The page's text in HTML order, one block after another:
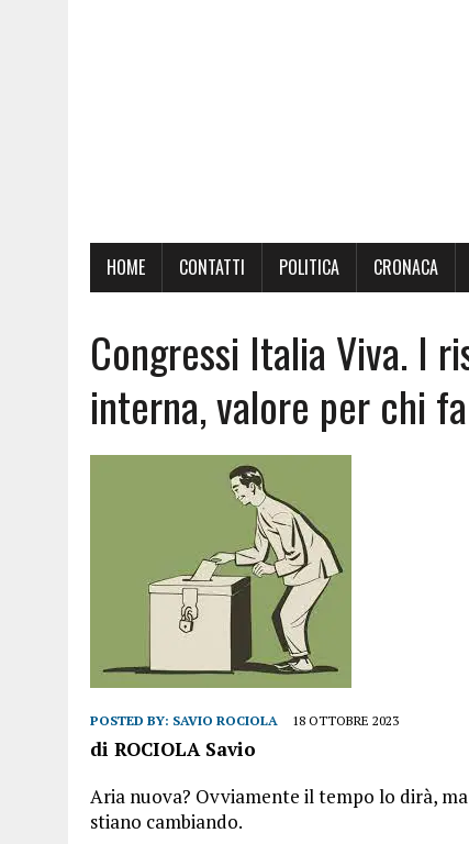
HOME CONTATTI POLITICA CRONACA
Congressi Italia Viva. I
interna, valore per chi
POSTED BY: SAVIO ROCIOLA 18 OTTOBRE 2023
di ROCIOLA Savio
Aria nuova? Ovviamente il tempo lo dirà,
stiano cambiando.